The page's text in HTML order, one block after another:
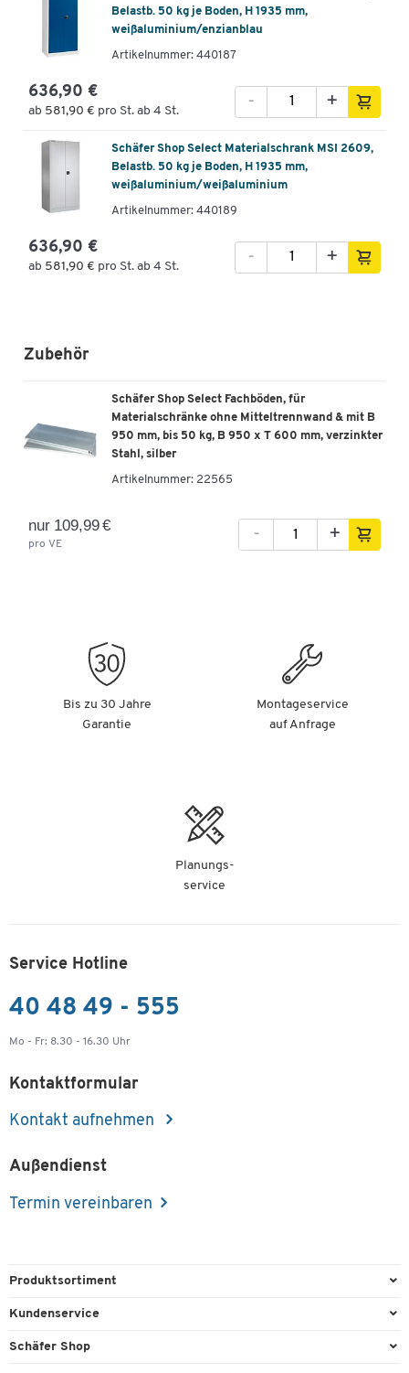
Belastb. 50 kg je Boden, H 1935 mm,
weißaluminium/enzianblau
Artikelnummer: 440187
636,90 €
ab 581,90 € pro St. ab 4 St.
+
-
Schäfer Shop Select Materialschrank MSI 2609,
Belastb. 50 kg je Boden, H 1935 mm,
weißaluminium/weißaluminium
Artikelnummer: 440189
636,90 €
ab 581,90 € pro St. ab 4 St.
+
-
Zubehör
Schäfer Shop Select Fachböden, für
Materialschränke ohne Mitteltrennwand & mit B
950 mm, bis 50 kg, B 950 x T 600 mm, verzinkter
Stahl, silber
Artikelnummer: 22565
nur 109,99 €
pro VE
- +
Bis zu 30 Jahre
Garantie
Montageservice
auf Anfrage
Planungs-
service
Service Hotline
40 48 49 - 555
Mo - Fr: 8.30 - 16.30 Uhr
Kontaktformular
Kontakt aufnehmen
Außendienst
Termin vereinbaren
Produktsortiment
Büroausstattung
Kundenservice
Direktbestellung
Schäfer Shop